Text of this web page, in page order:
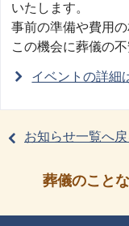
いたします。
事前の準備や費用の
この機会に葬儀の
イベントの詳細
お知らせ一覧へ戻
葬儀のこと